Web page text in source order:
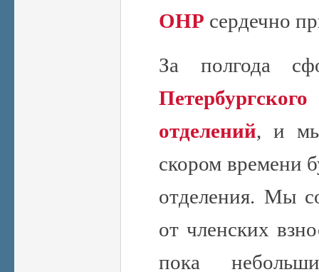
ОНР сердечно
За полгода
отделений, и мы
скором времени
отделения. Мы
от членских
пока